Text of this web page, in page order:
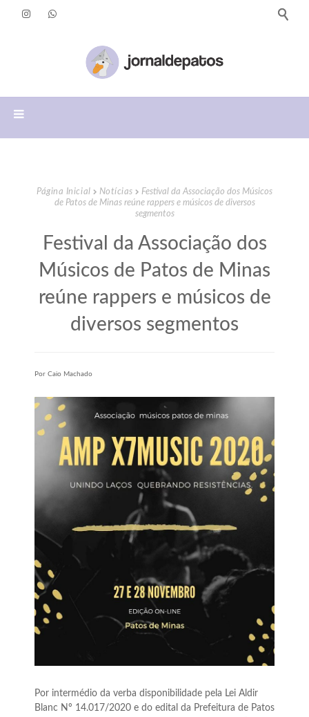
Página Inicial Notícias
Festival da Associação dos Músicos
de Patos de Minas reúne rappers e músicos de diversos
segmentos
Festival da Associação dos
Músicos de Patos de Minas
reúne rappers e músicos de
diversos segmentos
Por Caio Machado
Por intermédio da verba disponibilidade pela Lei Aldir
Blanc Nº 14.017/2020 e do edital da Prefeitura de Patos